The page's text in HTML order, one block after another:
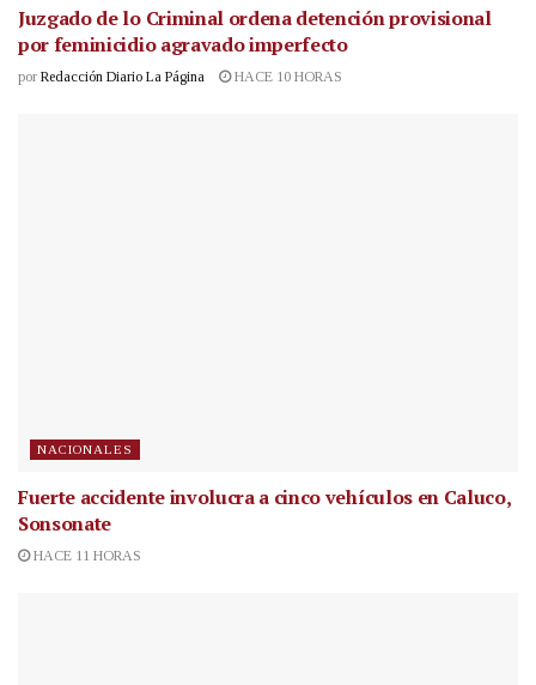
Juzgado de lo Criminal ordena detención provisional
por feminicidio agravado imperfecto
por Redacción Diario La Página HACE 10 HORAS
NACIONALES
Fuerte accidente involucra a cinco vehículos en Caluco,
Sonsonate
HACE 11 HORAS